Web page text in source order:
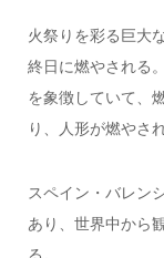
火祭りを彩る巨大
終日に燃やされる
を象徴していて、
り、人形が燃やさ
スペイン・バレン
あり、世界中から